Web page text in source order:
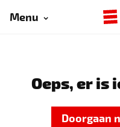
Menu
Oeps, er is
Doorgaan